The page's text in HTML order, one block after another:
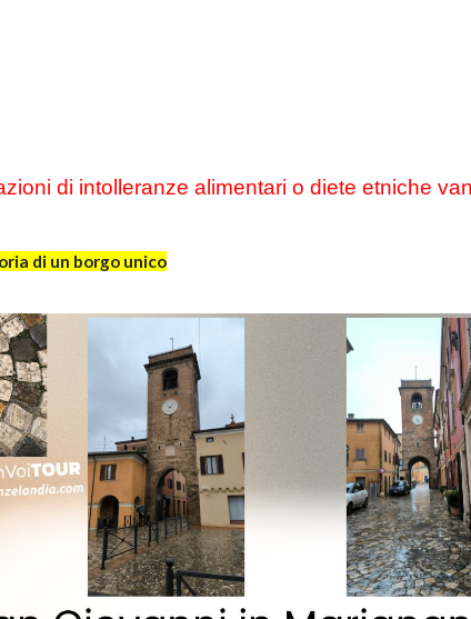
di intolleranze alimentari o diete etniche
di un borgo unico